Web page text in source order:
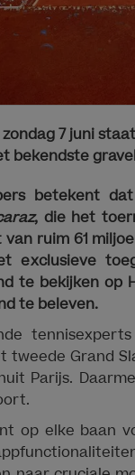
7 juni
bekendste
betekent
, die het
ruim 61
te bekijken op
te beleven.
Grand
Parijs.
op elke baan